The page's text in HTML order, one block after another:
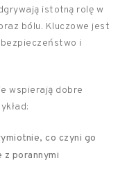
istotną rolę w
bólu. Kluczowe jest
i
wspierają dobre
co czyni go
z porannymi